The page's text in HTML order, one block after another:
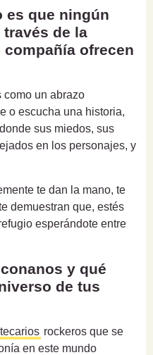
es que ningún
de la
ofrecen
como un abrazo
o escucha una historia,
sus miedos, sus
en los personajes, y
te dan la mano, te
demuestran que, estés
esperándote entre
y qué
de tus
rockeros que se
en este mundo